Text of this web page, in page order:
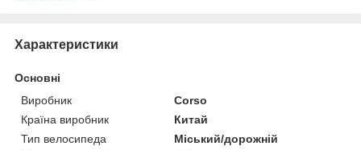
Характеристики
Основні
Виробник
Corso
Країна виробник
Китай
Тип велосипеда
Міський/дорожній